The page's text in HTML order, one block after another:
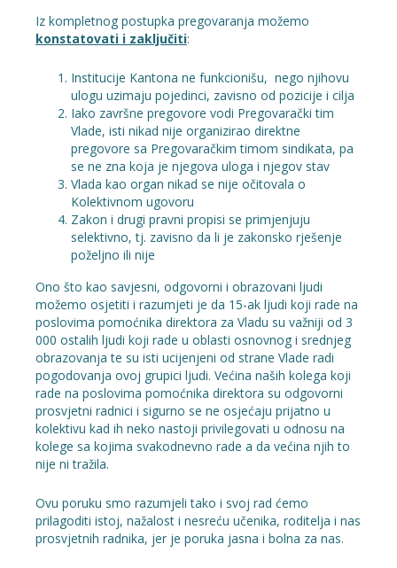
Iz kompletnog postupka pregovaranja možemo
konstatovati i zaključiti:
Institucije Kantona ne funkcionišu, nego njihovu
ulogu uzimaju pojedinci, zavisno od pozicije i cilja
Iako završne pregovore vodi Pregovarački tim
Vlade, isti nikad nije organizirao direktne
pregovore sa Pregovaračkim timom sindikata, pa
se ne zna koja je njegova uloga i njegov stav
Vlada kao organ nikad se nije očitovala o
Kolektivnom ugovoru
Zakon i drugi pravni propisi se primjenjuju
selektivno, tj. zavisno da li je zakonsko rješenje
poželjno ili nije
Ono što kao savjesni, odgovorni i obrazovani ljudi
možemo osjetiti i razumjeti je da 15-ak ljudi koji rade na
poslovima pomoćnika direktora za Vladu su važniji od 3
000 ostalih ljudi koji rade u oblasti osnovnog i srednjeg
obrazovanja te su isti ucijenjeni od strane Vlade radi
pogodovanja ovoj grupici ljudi. Većina naših kolega koji
rade na poslovima pomoćnika direktora su odgovorni
prosvjetni radnici i sigurno se ne osjećaju prijatno u
kolektivu kad ih neko nastoji privilegovati u odnosu na
kolege sa kojima svakodnevno rade a da većina njih to
nije ni tražila.
Ovu poruku smo razumjeli tako i svoj rad ćemo
prilagoditi istoj, nažalost i nesreću učenika, roditelja i nas
prosvjetnih radnika, jer je poruka jasna i bolna za nas.